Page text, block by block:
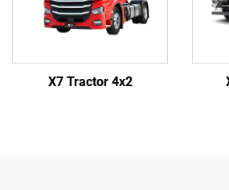
X7 Tractor 4x2